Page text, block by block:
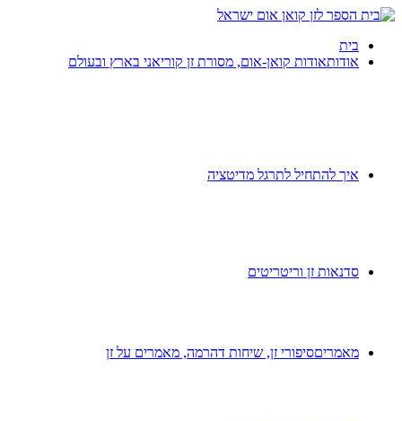
בית
אודותאודות קואן-אום, מסורת זן קוריאני בארץ ובעולם
איך להתחיל לתרגל מדיטציה
סדנאות זן וריטריטים
מאמריםסיפורי זן, שיחות דהרמה, מאמרים על זן